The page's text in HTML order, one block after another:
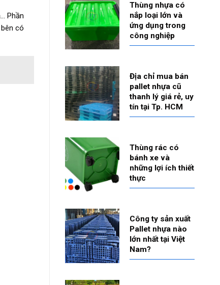
Phần
có
Thùng nhựa có
nắp loại lớn và
ứng dụng trong
công nghiệp
Địa chỉ mua bán
pallet nhựa cũ
thanh lý giá rẻ, uy
tín tại Tp. HCM
Thùng rác có
bánh xe và
những lợi ích thiết
thực
Công ty sản xuất
Pallet nhựa nào
lớn nhất tại Việt
Nam?